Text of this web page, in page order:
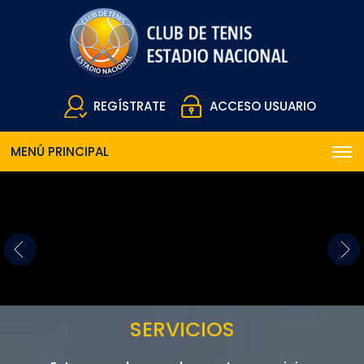
REGÍSTRATE ACCESO USUARIO
MENÚ PRINCIPAL
SERVICIOS